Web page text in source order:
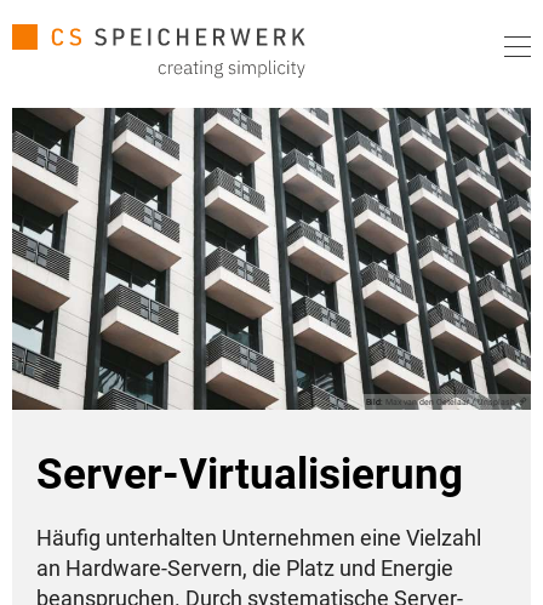
Bild: Max van den Oetelaar / Unsplash
Server-Virtualisierung
Häufig unterhalten Unternehmen eine Vielzahl
an Hardware-Servern, die Platz und Energie
beanspruchen. Durch systematische Server-